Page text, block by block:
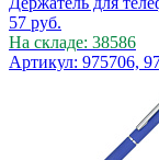
57 руб.
На складе: 38586
Артикул: 975706,